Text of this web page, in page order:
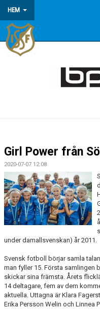
HEM
HEM
ÅRSÖVERSIKT
Girl Power från
2020-07-07 12:08
under damallsvenskan) år 2011.
Svensk fotboll börjar samla
man fyller 15. Första samlingen
skickar sina främsta. Årets
14 deltagare, fem av dem
aktuella. Uttagna är Klara
Erika Persson Welin och Linnea